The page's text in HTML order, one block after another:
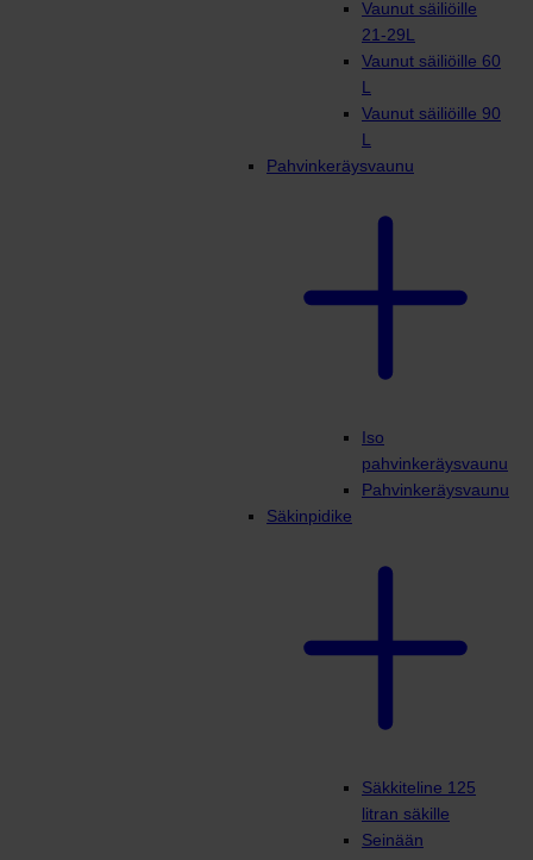
Vaunut säiliöille
21-29L
Vaunut säiliöille 60
L
Vaunut säiliöille 90
L
Pahvinkeräysvaunu
Iso
pahvinkeräysvaunu
Pahvinkeräysvaunu
Säkinpidike
Säkkiteline 125
litran säkille
Seinään